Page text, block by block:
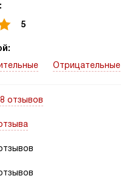
5
Отрицательные
отзывов